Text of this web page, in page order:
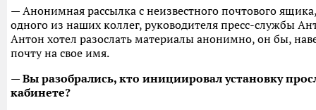
— Анонимная рассылка с неизвестного почтового
одного из наших коллег, руководителя пресс-службы
Антон хотел разослать материалы анонимно, он бы,
почту на свое имя.
— Вы разобрались, кто инициировал установку
кабинете?